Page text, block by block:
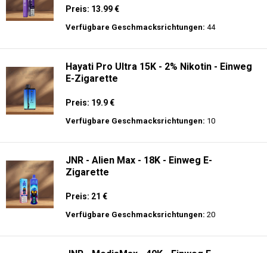
Preis: 13.99 €
Verfügbare Geschmacksrichtungen: 44
Hayati Pro Ultra 15K - 2% Nikotin - Einweg
E-Zigarette
Preis: 19.9 €
Verfügbare Geschmacksrichtungen: 10
JNR - Alien Max - 18K - Einweg E-
Zigarette
Preis: 21 €
Verfügbare Geschmacksrichtungen: 20